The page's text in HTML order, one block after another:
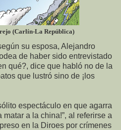
(Carlín-La República)
su esposa, Alejandro
de haber sido entrevistado
qué?, dice que habló no de la
que lustró sino de ¡los
espectáculo en que agarra
matar a la china!”, al referirse a
en la Diroes por crímenes